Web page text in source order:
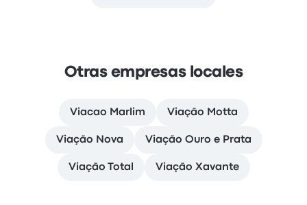
Otras empresas locales
Viacao Marlim Viação Motta
Viação Nova Viação Ouro e Prata
Viação Total Viação Xavante